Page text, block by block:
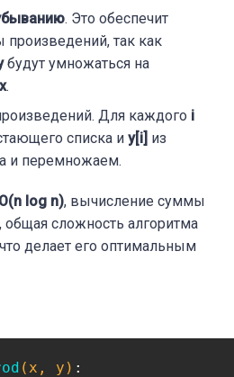
. Это обеспечит
так как
будут умножаться на
x.
Для каждого i
списка и y[i] из
и перемножаем.
O(n log n), вычисление суммы
общая сложность алгоритма
делает его оптимальным
(x, y) :